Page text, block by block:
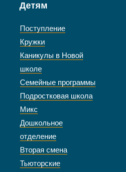
Детям
Поступление
Кружки
Каникулы в Новой
школе
Семейные программы
Подростковая школа
Микс
Дошкольное
отделение
Вторая смена
Тьюторские